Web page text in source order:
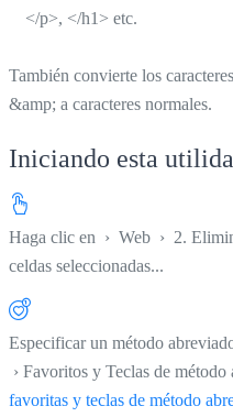
</p>, </h1> etc.
También convierte los
&amp; a caracteres normales.
Iniciando esta
Haga clic en › Web › 2.
celdas seleccionadas...
Especificar un método
› Favoritos y Teclas de método
favoritas y teclas de método